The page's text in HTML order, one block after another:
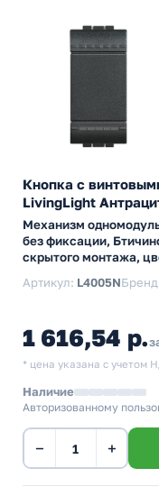
Кнопка с
LivingLight
Механизм
без фиксации,
скрытого монтажа,
Артикул: L4005N
1 616,54 р.
* цена указана с учетом
Наличие
Авторизованному
− +